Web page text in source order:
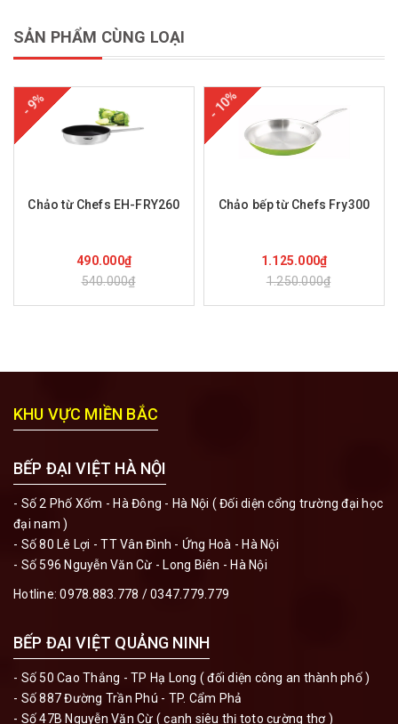
SẢN PHẨM CÙNG LOẠI
- 9%
Chảo từ Chefs EH-FRY260
490.000₫
540.000₫
- 10%
Chảo bếp từ Chefs Fry300
1.125.000₫
1.250.000₫
KHU VỰC MIỀN BẮC
BẾP ĐẠI VIỆT HÀ NỘI
- Số 2 Phố Xốm - Hà Đông - Hà Nội ( Đối diện cổng trường đại học
đại nam )
- Số 80 Lê Lợi - TT Vân Đình - Ứng Hoà - Hà Nội
- Số 596 Nguyễn Văn Cừ - Long Biên - Hà Nội
Hotline:0978.883.778 /0347.779.779
BẾP ĐẠI VIỆT QUẢNG NINH
- Số 50 Cao Thắng - TP Hạ Long ( đối diện công an thành phố )
- Số 887 Đường Trần Phú - TP. Cẩm Phả
- Số 47B Nguyễn Văn Cừ ( cạnh siêu thị toto cường thơ )